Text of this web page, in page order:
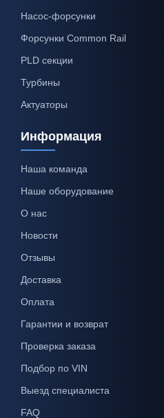
Насос-форсунки
Форсунки Common Rail
PLD секции
Турбины
Актуаторы
Информация
Наша команда
Наше оборудование
О нас
Новости
Отзывы
Доставка
Оплата
Гарантии и возврат
Проверка заказа
Подбор по VIN
Выезд специалиста
FAQ